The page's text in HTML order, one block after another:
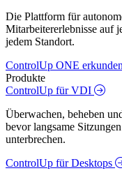
Die Plattform für
Mitarbeitererlebnisse auf
jedem Standort.
ControlUp ONE erkunden
Produkte
ControlUp für VDI
Überwachen, beheben
bevor langsame
unterbrechen.
ControlUp für Desktops